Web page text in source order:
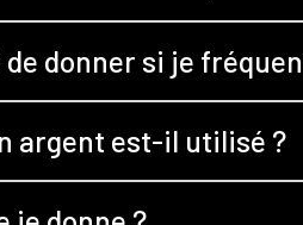
donner si je
argent est-il utilisé ?